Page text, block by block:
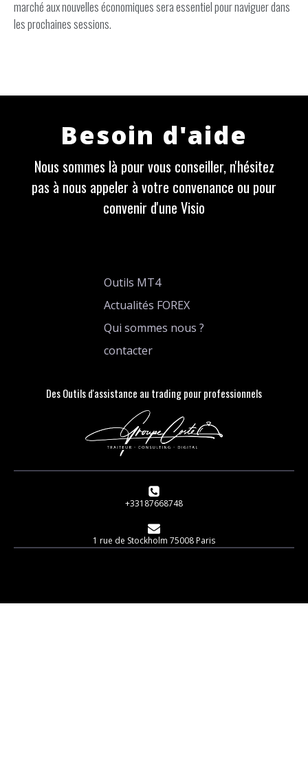
marché aux nouvelles économiques sera essentiel pour naviguer dans
les prochaines sessions.
Besoin d'aide
Nous sommes là pour vous conseiller, n'hésitez
pas à nous appeler à votre convenance ou pour
convenir d'une Visio
Outils MT4
Actualités FOREX
Qui sommes nous ?
contacter
Des Outils d'assistance au trading pour professionnels
+33187668748
1 rue de Stockholm 75008 Paris